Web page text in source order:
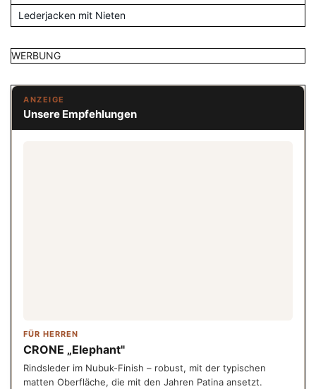
Lederjacken mit Nieten
WERBUNG
ANZEIGE
Unsere Empfehlungen
FÜR HERREN
CRONE „Elephant"
Rindsleder im Nubuk-Finish – robust, mit der typischen
matten Oberfläche, die mit den Jahren Patina ansetzt.